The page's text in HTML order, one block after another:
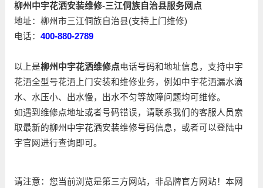
柳州中宇花洒安装维修-三江侗族自治县服务网点
地址：柳州市三江侗族自治县(支持上门维修)
电话： 400-880-2789
以上是柳州中宇花洒维修点电话号码和地址信息，支持中宇
花洒全型号花洒上门安装和维修业务，例如中宇花洒漏水滴
水、水压小、出水慢，出水不匀等故障问题均可维修。
如遇到维修点地址或者号码错误，请联系我们的客服人员索
取最新的柳州中宇花洒安装维修号码信息，或者可以登陆中
宇官网进行查询即可。
请注意：您当前浏览是第三方网站，非品牌官方网站！本网